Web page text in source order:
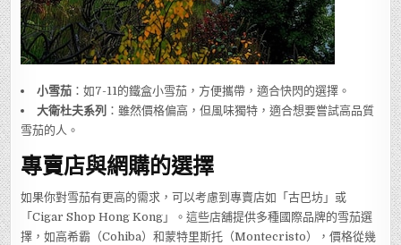
小雪茄 ：如7-11的鐵盒小雪茄，方便攜帶，適合快閃的選擇。
大衛杜夫系列 ：雖然價格偏高，但風味獨特，適合想要嘗試高品質
雪茄的人。
專賣店與網購的選擇
如果你對雪茄有更高的需求，可以考慮到專賣店如「古巴坊」或
「Cigar Shop Hong Kong」。這些店舖提供多種國際品牌的雪茄選
擇，如高希霸（Cohiba）和蒙特里斯托（Montecristo），價格從幾